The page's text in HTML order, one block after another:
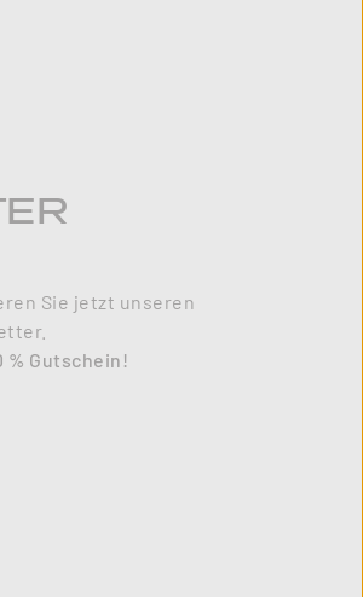
Sie jetzt unseren
% Gutschein!